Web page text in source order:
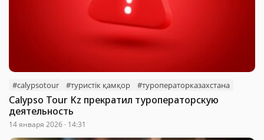
#calypsotour #туристік қамқор #туроператорказахстана
Calypso Tour Kz прекратил туроператорскую
деятельность
14 января 2026 · 14:31